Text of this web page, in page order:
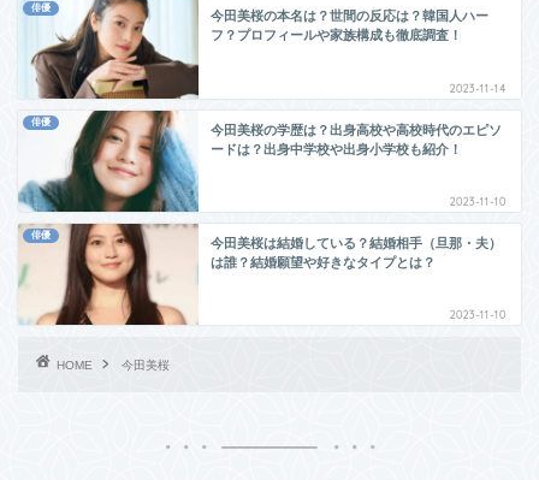
俳優
今田美桜の本名は？世間の反応は？韓国人ハー
フ？プロフィールや家族構成も徹底調査！
2023-11-14
俳優
今田美桜の学歴は？出身高校や高校時代のエピソ
ードは？出身中学校や出身小学校も紹介！
2023-11-10
俳優
今田美桜は結婚している？結婚相手（旦那・夫）
は誰？結婚願望や好きなタイプとは？
2023-11-10
HOME 今田美桜